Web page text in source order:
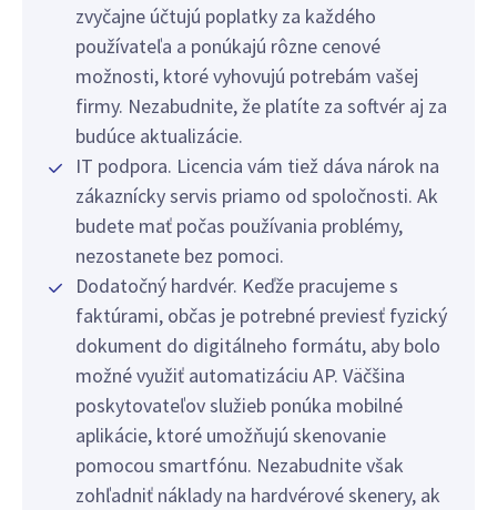
zvyčajne účtujú poplatky za každého
používateľa a ponúkajú rôzne cenové
možnosti, ktoré vyhovujú potrebám vašej
firmy. Nezabudnite, že platíte za softvér aj za
budúce aktualizácie.
IT podpora. Licencia vám tiež dáva nárok na
zákaznícky servis priamo od spoločnosti. Ak
budete mať počas používania problémy,
nezostanete bez pomoci.
Dodatočný hardvér. Keďže pracujeme s
faktúrami, občas je potrebné previesť fyzický
dokument do digitálneho formátu, aby bolo
možné využiť automatizáciu AP. Väčšina
poskytovateľov služieb ponúka mobilné
aplikácie, ktoré umožňujú skenovanie
pomocou smartfónu. Nezabudnite však
zohľadniť náklady na hardvérové skenery, ak